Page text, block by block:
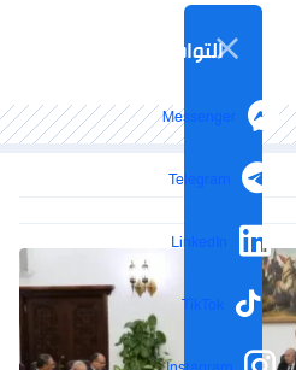
التواصل الاجتماعي
Messenger
Telegram
LinkedIn
TikTok